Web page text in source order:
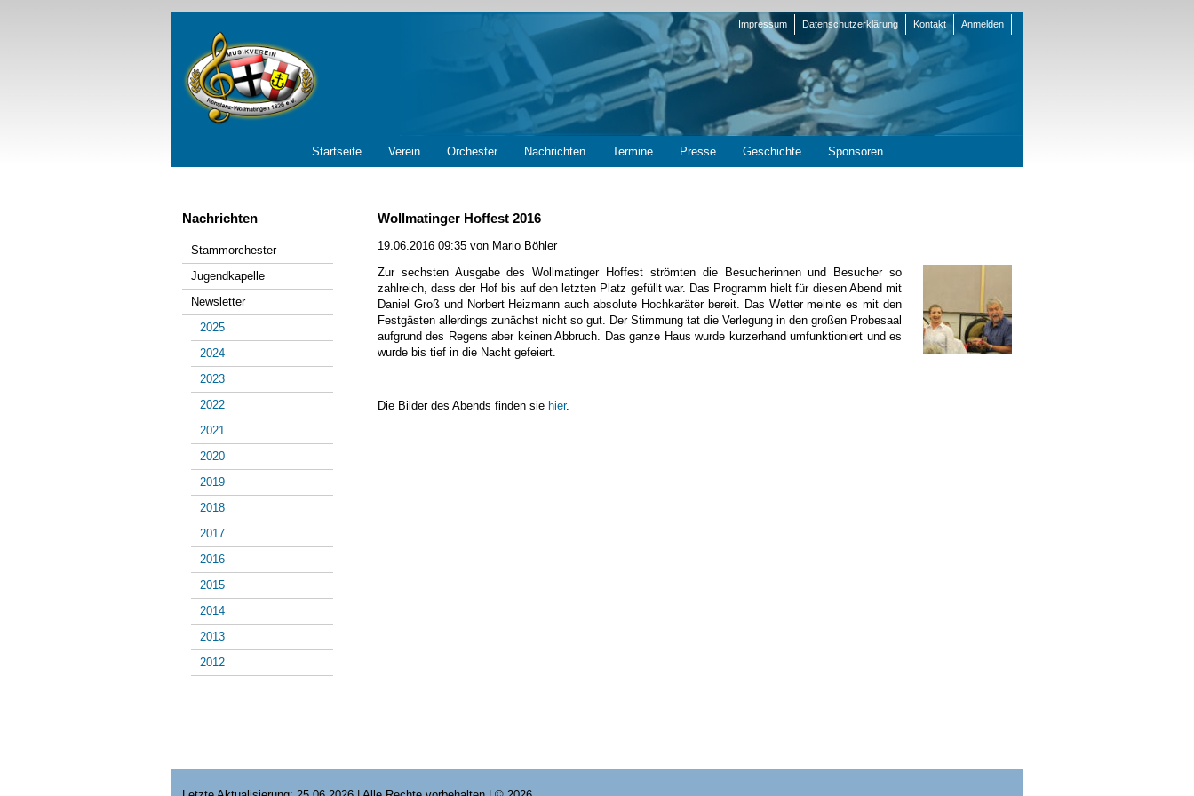
Navigation
überspringen
Impressum Datenschutzerklärung Kontakt Anmelden
Startseite Verein Orchester Nachrichten Termine Presse Geschichte Sponsoren
Wollmatinger Hoffest 2016
19.06.2016 09:35 von Mario Böhler
Zur sechsten Ausgabe des Wollmatinger Hoffest strömten die Besucherinnen und Besucher so
zahlreich, dass der Hof bis auf den letzten Platz gefüllt war. Das Programm hielt für diesen Abend mit
Daniel Groß und Norbert Heizmann auch absolute Hochkaräter bereit. Das Wetter meinte es mit den
Festgästen allerdings zunächst nicht so gut. Der Stimmung tat die Verlegung in den großen Probesaal
aufgrund des Regens aber keinen Abbruch. Das ganze Haus wurde kurzerhand umfunktioniert und es
wurde bis tief in die Nacht gefeiert.
Die Bilder des Abends finden sie hier.
Nachrichten
Navigation
überspringen
Stammorchester
Jugendkapelle
Newsletter
2025
2024
2023
2022
2021
2020
2019
2018
2017
2016
2015
2014
2013
2012